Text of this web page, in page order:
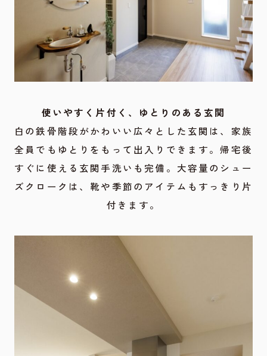
使いやすく片付く、ゆとりのある玄関
白の鉄骨階段がかわいい広々とした玄関は、家族
全員でもゆとりをもって出入りできます。帰宅後
すぐに使える玄関手洗いも完備。大容量のシュー
ズクロークは、靴や季節のアイテムもすっきり片
付きます。